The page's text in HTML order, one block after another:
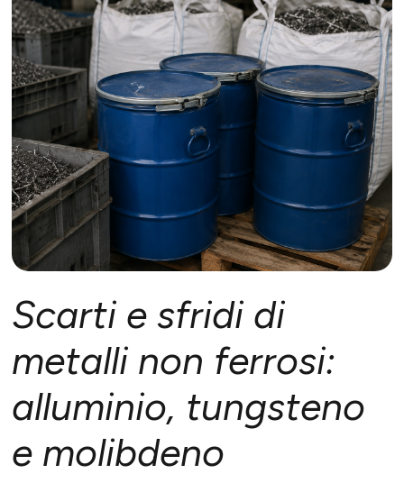
Scarti e sfridi di
metalli non ferrosi:
alluminio, tungsteno
e molibdeno